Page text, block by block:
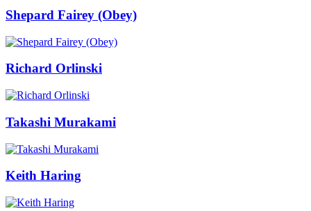
Shepard Fairey (Obey)
Richard Orlinski
Takashi Murakami
Keith Haring